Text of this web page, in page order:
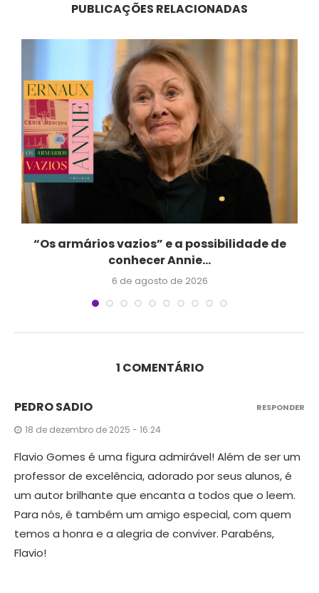
PUBLICAÇÕES RELACIONADAS
“Os armários vazios” e a possibilidade de
conhecer Annie...
6 de agosto de 2026
1 COMENTÁRIO
PEDRO SADIO
18 de dezembro de 2025 - 16:24
Flavio Gomes é uma figura admirável! Além de ser um
professor de excelência, adorado por seus alunos, é
um autor brilhante que encanta a todos que o leem.
Para nós, é também um amigo especial, com quem
temos a honra e a alegria de conviver. Parabéns,
Flavio!
RESPONDER